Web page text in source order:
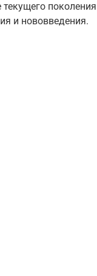
текущего
и нововведения.